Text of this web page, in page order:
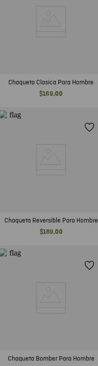
Chaqueta Clasica Para Hombre
$169,00
Chaqueta Reversible Para Hombre
$189,00
Chaqueta Bomber Para Hombre